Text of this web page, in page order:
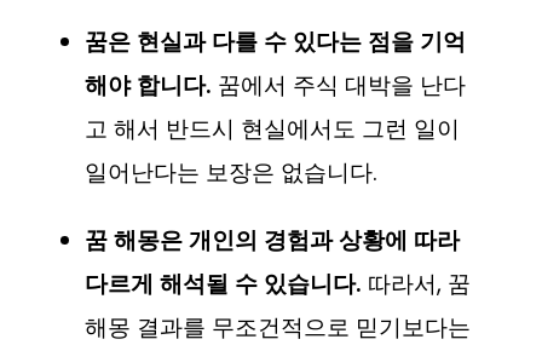
꿈은 현실과 다를 수 있다는 점을 기억
해야 합니다. 꿈에서 주식 대박을 난다
고 해서 반드시 현실에서도 그런 일이
일어난다는 보장은 없습니다.
꿈 해몽은 개인의 경험과 상황에 따라
다르게 해석될 수 있습니다. 따라서, 꿈
해몽 결과를 무조건적으로 믿기보다는